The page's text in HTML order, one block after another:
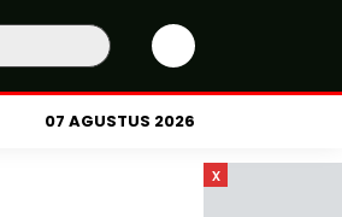
07 AGUSTUS 2026
x